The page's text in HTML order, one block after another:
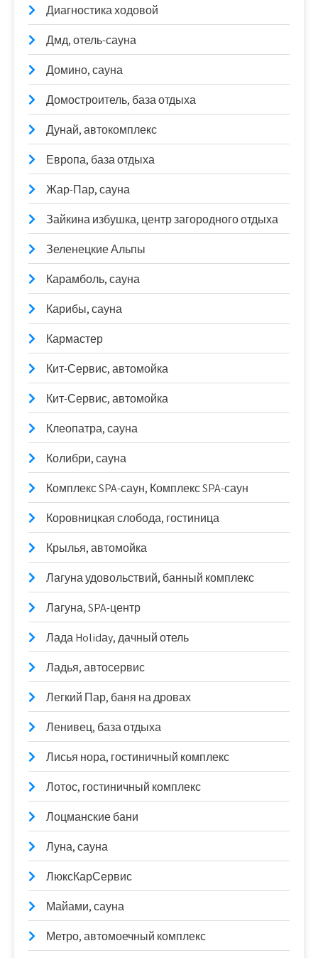
Диагностика ходовой
Дмд, отель-сауна
Домино, сауна
Домостроитель, база отдыха
Дунай, автокомплекс
Европа, база отдыха
Жар-Пар, сауна
Зайкина избушка, центр загородного отдыха
Зеленецкие Альпы
Карамболь, сауна
Карибы, сауна
Кармастер
Кит-Сервис, автомойка
Кит-Сервис, автомойка
Клеопатра, сауна
Колибри, сауна
Комплекс SPA-саун, Комплекс SPA-саун
Коровницкая слобода, гостиница
Крылья, автомойка
Лагуна удовольствий, банный комплекс
Лагуна, SPA-центр
Лада Holidаy, дачный отель
Ладья, автосервис
Легкий Пар, баня на дровах
Ленивец, база отдыха
Лисья нора, гостиничный комплекс
Лотос, гостиничный комплекс
Лоцманские бани
Луна, сауна
ЛюксКарСервис
Майами, сауна
Метро, автомоечный комплекс